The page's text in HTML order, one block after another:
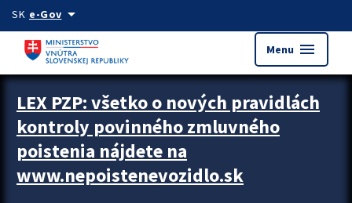
Preskocit na hlavný obsah
SK e-Govarrow_drop_down
Menu menu
Zastavit automatický posun upútavok
LEX PZP: všetko o nových pravidlách
kontroly povinného zmluvného
poistenia nájdete na
www.nepoistenevozidlo.sk